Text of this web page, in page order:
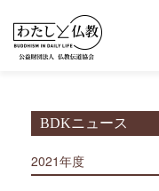
BDKニュース
2021年度